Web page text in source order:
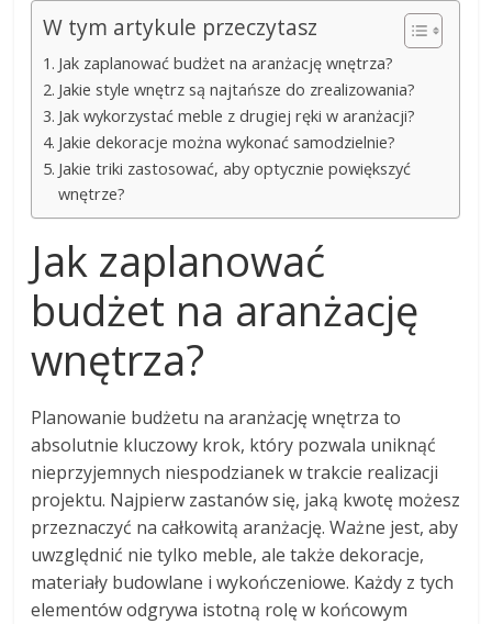
W tym artykule przeczytasz
Jak zaplanować budżet na aranżację wnętrza?
Jakie style wnętrz są najtańsze do zrealizowania?
Jak wykorzystać meble z drugiej ręki w aranżacji?
Jakie dekoracje można wykonać samodzielnie?
Jakie triki zastosować, aby optycznie powiększyć
wnętrze?
Jak zaplanować
budżet na aranżację
wnętrza?
Planowanie budżetu na aranżację wnętrza to
absolutnie kluczowy krok, który pozwala uniknąć
nieprzyjemnych niespodzianek w trakcie realizacji
projektu. Najpierw zastanów się, jaką kwotę możesz
przeznaczyć na całkowitą aranżację. Ważne jest, aby
uwzględnić nie tylko meble, ale także dekoracje,
materiały budowlane i wykończeniowe. Każdy z tych
elementów odgrywa istotną rolę w końcowym